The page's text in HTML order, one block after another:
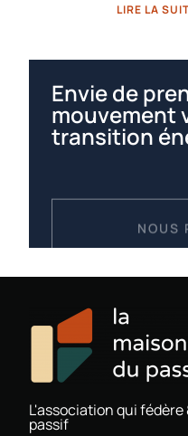
LIRE LA
Envie de
mouvement
transition
L'association qui
passif